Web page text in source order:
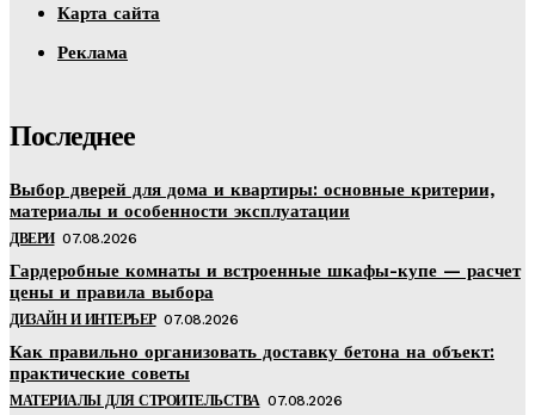
Карта сайта
Реклама
Последнее
Выбор дверей для дома и квартиры: основные критерии,
материалы и особенности эксплуатации
ДВЕРИ 07.08.2026
Гардеробные комнаты и встроенные шкафы-купе — расчет
цены и правила выбора
ДИЗАЙН И ИНТЕРЬЕР 07.08.2026
Как правильно организовать доставку бетона на объект:
практические советы
МАТЕРИАЛЫ ДЛЯ СТРОИТЕЛЬСТВА 07.08.2026